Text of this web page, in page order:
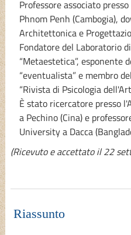
Professore associato
Phnom Penh (Cambogia),
Architettonica e
Fondatore del Laboratorio
“Metaestetica”, esponente
“eventualista” e membro
“Rivista di Psicologia
È stato ricercatore presso
a Pechino (Cina) e
University a Dacca
(Ricevuto e accettato il 22
Riassunto